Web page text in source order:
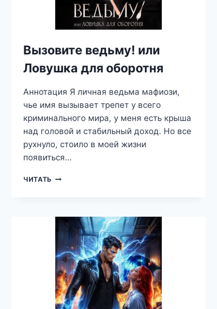
Вызовите ведьму! или
Ловушка для оборотня
Аннотация Я личная ведьма мафиози,
чье имя вызывает трепет у всего
криминального мира, у меня есть крыша
над головой и стабильный доход. Но все
рухнуло, стоило в моей жизни
появиться…
ЧИТАТЬ ВЫЗОВИТЕ
ДЛЯ
ОБОРОТНЯ